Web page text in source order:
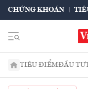
CHỨNG KHOÁN
TIÊU ĐIỂMĐẦU TƯ